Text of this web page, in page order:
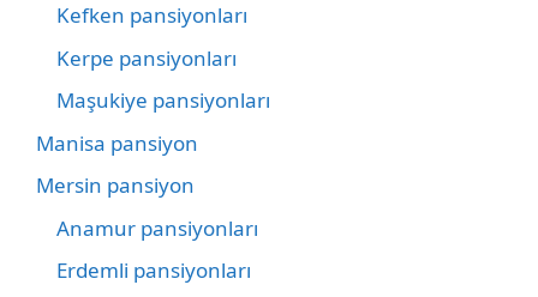
Kefken pansiyonları
Kerpe pansiyonları
Maşukiye pansiyonları
Manisa pansiyon
Mersin pansiyon
Anamur pansiyonları
Erdemli pansiyonları